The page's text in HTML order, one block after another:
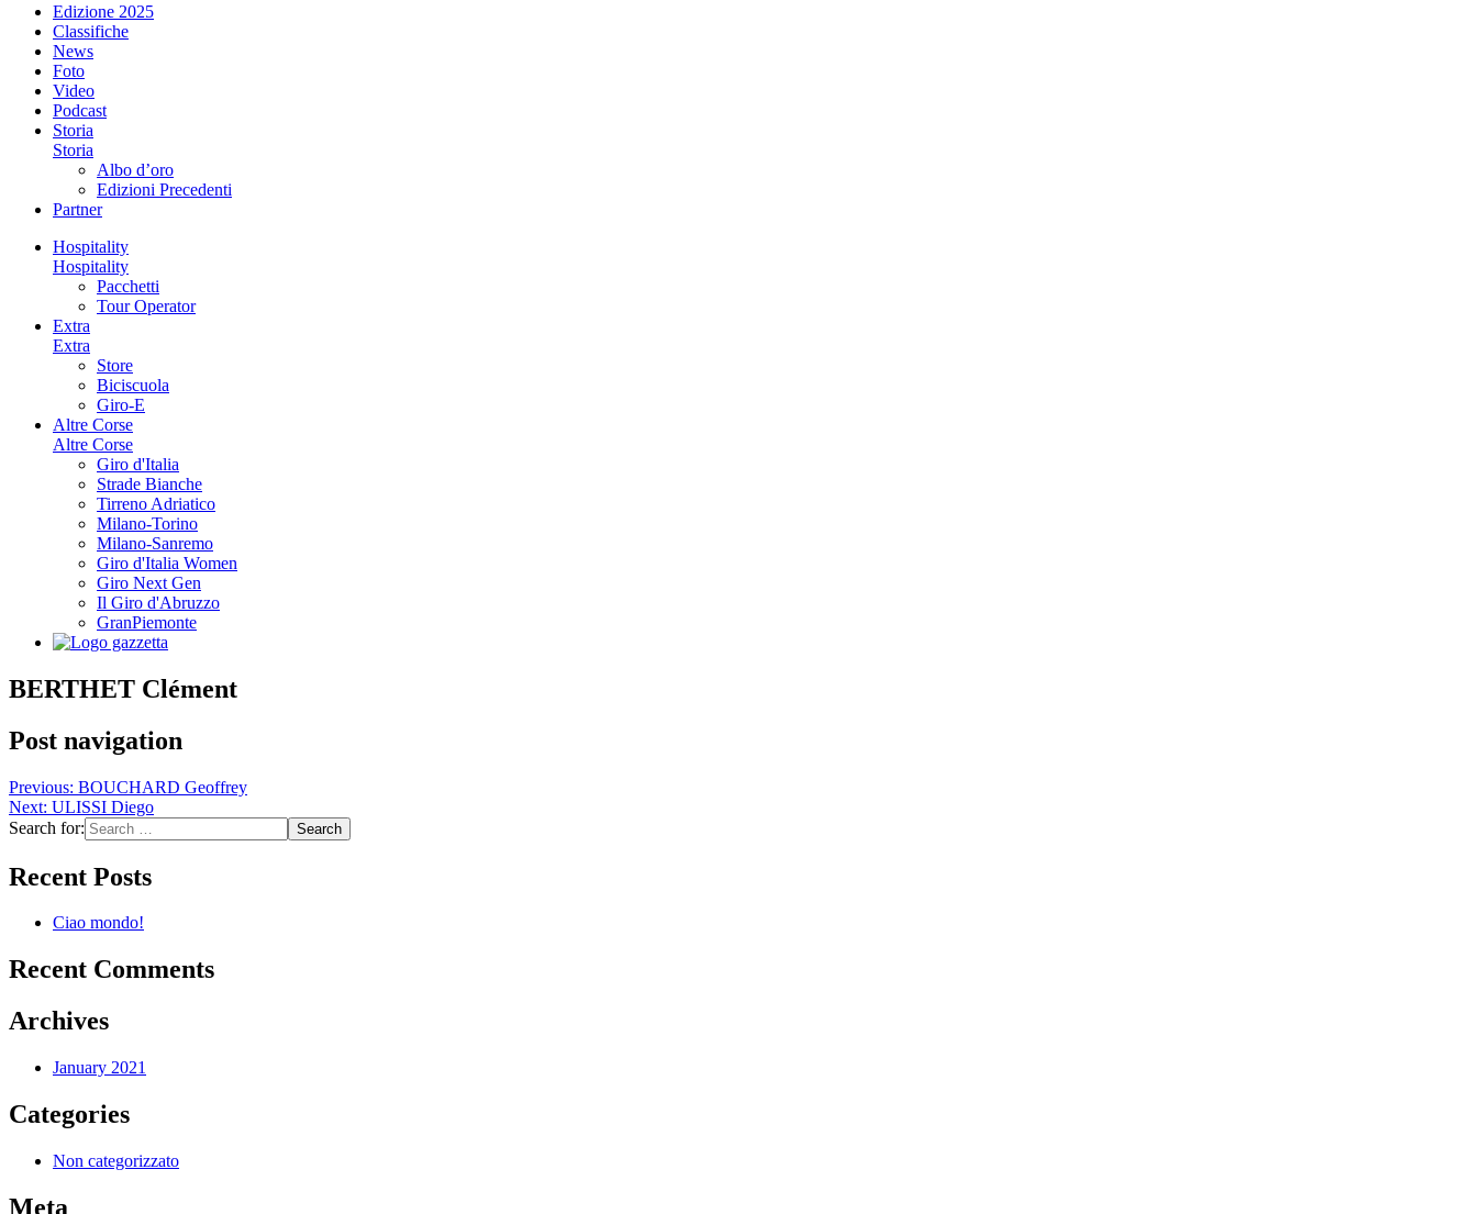
Edizione 2025
Classifiche
News
Foto
Video
Podcast
Storia
Storia
Albo d’oro
Edizioni Precedenti
Partner
Hospitality
Hospitality
Pacchetti
Tour Operator
Extra
Extra
Store
Biciscuola
Giro-E
Altre Corse
Altre Corse
Giro d'Italia
Strade Bianche
Tirreno Adriatico
Milano-Torino
Milano-Sanremo
Giro d'Italia Women
Giro Next Gen
Il Giro d'Abruzzo
GranPiemonte
BERTHET Clément
Post navigation
Previous: BOUCHARD Geoffrey
Next: ULISSI Diego
Search for:
Recent Posts
Ciao mondo!
Recent Comments
Archives
January 2021
Categories
Non categorizzato
Meta